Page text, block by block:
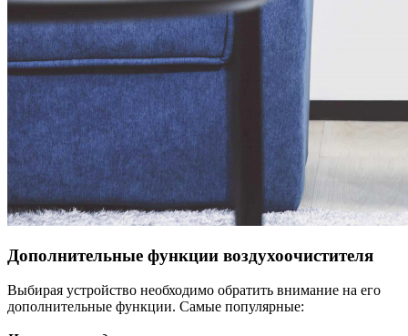
Дополнительные функции воздухоочистителя
Выбирая устройство необходимо обратить внимание на его
дополнительные функции. Самые популярные: